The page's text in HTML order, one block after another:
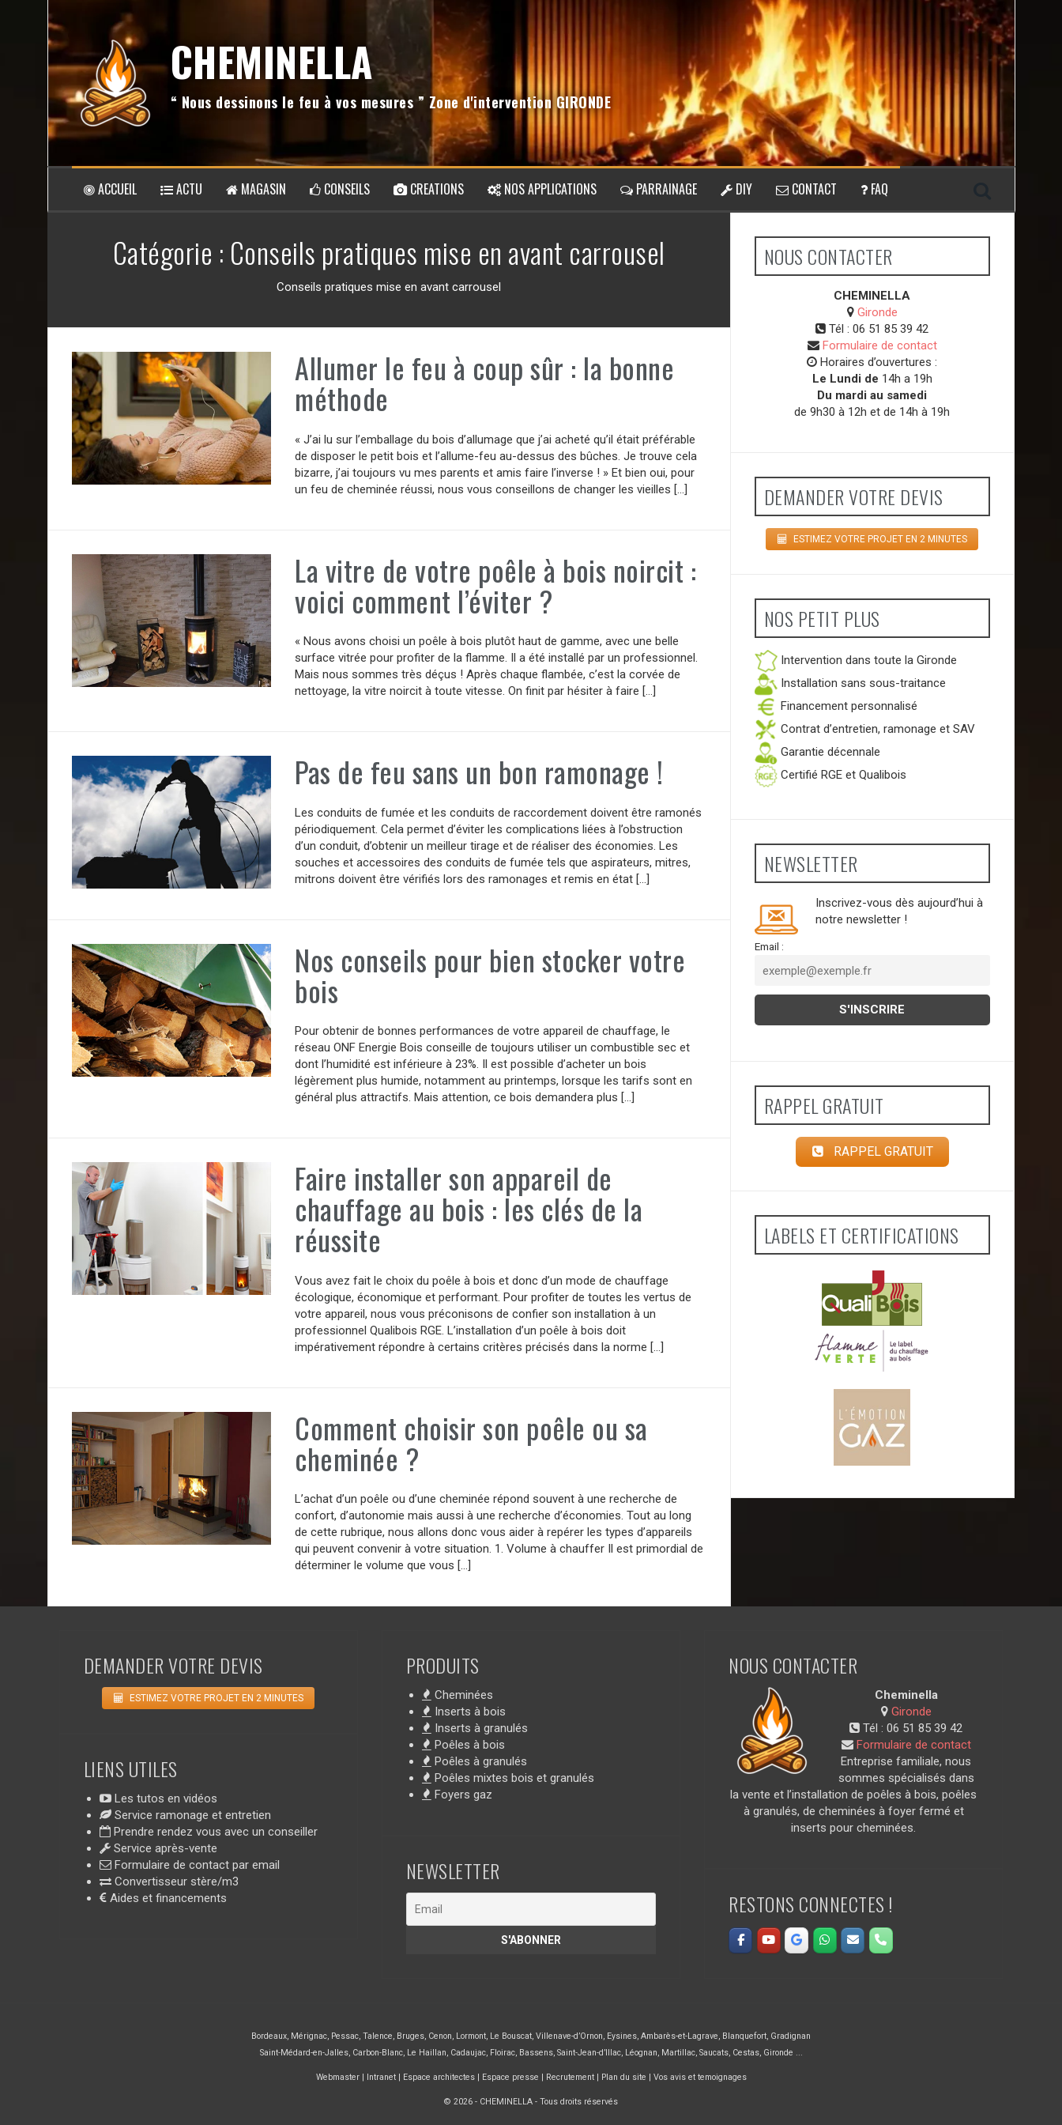
CHEMINELLA
“ Nous dessinons le feu à vos mesures ” Zone d'intervention GIRONDE
ACCUEIL ACTU MAGASIN CONSEILS CREATIONS NOS APPLICATIONS PARRAINAGE DIY CONTACT FAQ
Catégorie : Conseils pratiques mise en avant carrousel
Conseils pratiques mise en avant carrousel
Allumer le feu à coup sûr : la bonne
méthode
« J’ai lu sur l’emballage du bois d’allumage que j’ai acheté qu’il était préférable
de disposer le petit bois et l’allume-feu au-dessus des bûches. Je trouve cela
bizarre, j’ai toujours vu mes parents et amis faire l’inverse ! » Et bien oui, pour
un feu de cheminée réussi, nous vous conseillons de changer les vieilles […]
La vitre de votre poêle à bois noircit :
voici comment l’éviter ?
« Nous avons choisi un poêle à bois plutôt haut de gamme, avec une belle
surface vitrée pour profiter de la flamme. Il a été installé par un professionnel.
Mais nous sommes très déçus ! Après chaque flambée, c’est la corvée de
nettoyage, la vitre noircit à toute vitesse. On finit par hésiter à faire […]
Pas de feu sans un bon ramonage !
Les conduits de fumée et les conduits de raccordement doivent être ramonés
périodiquement. Cela permet d’éviter les complications liées à l’obstruction
d’un conduit, d’obtenir un meilleur tirage et de réaliser des économies. Les
souches et accessoires des conduits de fumée tels que aspirateurs, mitres,
mitrons doivent être vérifiés lors des ramonages et remis en état […]
Nos conseils pour bien stocker votre
bois
Pour obtenir de bonnes performances de votre appareil de chauffage, le
réseau ONF Energie Bois conseille de toujours utiliser un combustible sec et
dont l’humidité est inférieure à 23%. Il est possible d’acheter un bois
légèrement plus humide, notamment au printemps, lorsque les tarifs sont en
général plus attractifs. Mais attention, ce bois demandera plus […]
Faire installer son appareil de
chauffage au bois : les clés de la
réussite
Vous avez fait le choix du poêle à bois et donc d’un mode de chauffage
écologique, économique et performant. Pour profiter de toutes les vertus de
votre appareil, nous vous préconisons de confier son installation à un
professionnel Qualibois RGE. L’installation d’un poêle à bois doit
impérativement répondre à certains critères précisés dans la norme […]
Comment choisir son poêle ou sa
cheminée ?
L’achat d’un poêle ou d’une cheminée répond souvent à une recherche de
confort, d’autonomie mais aussi à une recherche d’économies. Tout au long
de cette rubrique, nous allons donc vous aider à repérer les types d’appareils
qui peuvent convenir à votre situation. 1. Volume à chauffer Il est primordial de
déterminer le volume que vous […]
NOUS CONTACTER
CHEMINELLA
Gironde
Tél : 06 51 85 39 42
Formulaire de contact
Horaires d’ouvertures :
Le Lundi de 14h a 19h
Du mardi au samedi
de 9h30 à 12h et de 14h à 19h
DEMANDER VOTRE DEVIS
ESTIMEZ VOTRE PROJET EN 2 MINUTES
NOS PETIT PLUS
Intervention dans toute la Gironde
Installation sans sous-traitance
Financement personnalisé
Contrat d’entretien, ramonage et SAV
Garantie décennale
Certifié RGE et Qualibois
NEWSLETTER
Inscrivez-vous dès aujourd’hui à
notre newsletter !
Email :
RAPPEL GRATUIT
RAPPEL GRATUIT
LABELS ET CERTIFICATIONS
DEMANDER VOTRE DEVIS
ESTIMEZ VOTRE PROJET EN 2 MINUTES
LIENS UTILES
Les tutos en vidéos
Service ramonage et entretien
Prendre rendez vous avec un conseiller
Service après-vente
Formulaire de contact par email
Convertisseur stère/m3
Aides et financements
PRODUITS
Cheminées
Inserts à bois
Inserts à granulés
Poêles à bois
Poêles à granulés
Poêles mixtes bois et granulés
Foyers gaz
NEWSLETTER
NOUS CONTACTER
Cheminella
Gironde
Tél :06 51 85 39 42
Formulaire de contact
Entreprise familiale, nous
sommes spécialisés dans
la vente et l’installation de poêles à bois, poêles
à granulés, de cheminées à foyer fermé et
inserts pour cheminées.
RESTONS CONNECTES !
Bordeaux, Mérignac, Pessac, Talence, Bruges, Cenon, Lormont, Le Bouscat, Villenave-d’Ornon, Eysines, Ambarès-et-Lagrave, Blanquefort, Gradignan
Saint-Médard-en-Jalles, Carbon-Blanc, Le Haillan, Cadaujac, Floirac, Bassens, Saint-Jean-d’Illac, Léognan, Martillac, Saucats, Cestas, Gironde ...
Webmaster| Intranet| Espace architectes| Espace presse | Recrutement| Plan du site | Vos avis et temoignages
© 2026 - CHEMINELLA - Tous droits réservés